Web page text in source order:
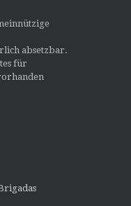
absetzbar.
für